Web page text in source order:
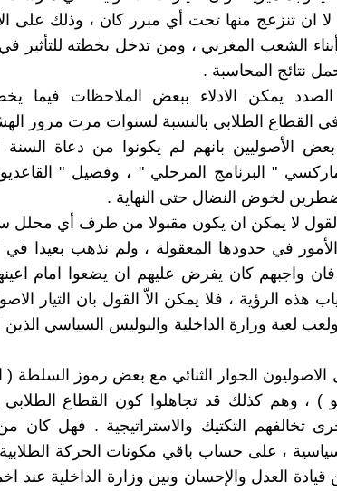
لا ان تنزعج منها تحت أي مبرر كان ، وذلك
الشعب المغربي ، ومن تدخل بخطته للتأثير
نتائج المحاسبة .
يمكن الادلاء ببعض الملاحظات فيما
في القطاع الطلابي بالنسبة لسنوات مرت مرور
الأصوليين بانهم لم يكونوا من دعاة السنة
" البرنامج المرحلي " ، وفصيل "
لخوض النضال حتى النهاية .
القول لا يمكن ان يكون مقبولا من طرف أي محلل
الأمور في حدودها المعقولة ، ولم نذهب بعيدا
واجبهم كان يفرض عليهم ان يضعوا امام
هذه الرؤية ، فلا يمكن الاّ القول بان التيار
لعبة وزارة الداخلية والبوليس السياسي
الاصوليون الحوار الثنائي مع بعض رموز السلطة (
) ، وهم كذلك قد تجاهلوا كون القطاع
تخالفهم التكتيك والاستراتيجية . فهل
، على حساب باقي مكونات الحركة